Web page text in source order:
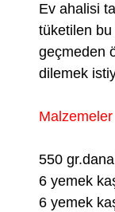
Ev ahalisi
tüketilen
geçmeden
dilemek
Malzemeler
550
6 yemek
6 yemek